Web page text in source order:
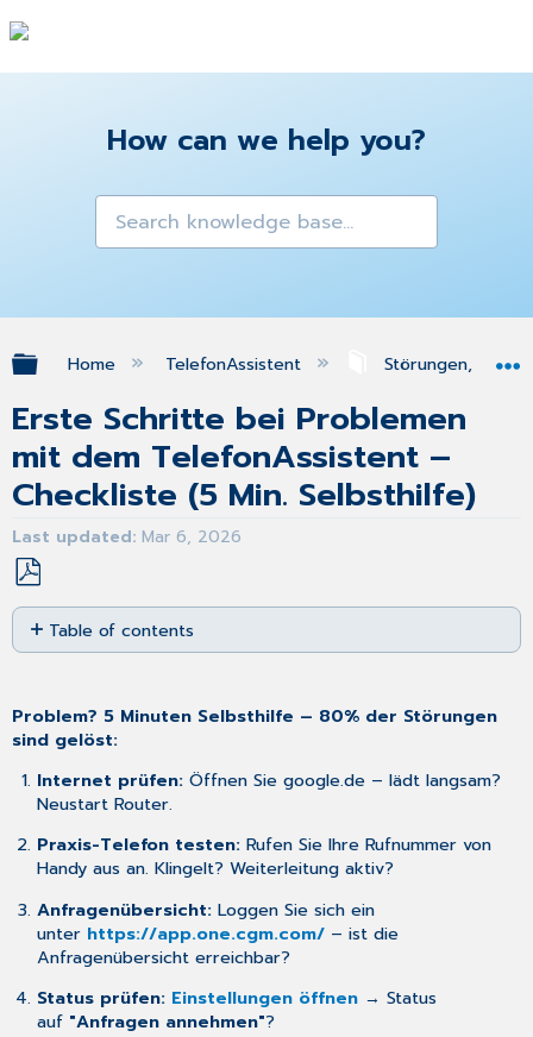
How can we help you?
Expand/collapse global hierarchy
Home TelefonAssistent Störungen,
Erste Schritte bei Problemen
mit dem TelefonAssistent –
Checkliste (5 Min. Selbsthilfe)
Last updated Mar 6, 2026
Save
as
PDF
Table of contents
No
Problem? 5 Minuten Selbsthilfe – 80% der Störungen
sind gelöst:
Internet prüfen:Öffnen Sie google.de – lädt langsam?
Neustart Router.
Praxis-Telefon testen:Rufen Sie Ihre Rufnummer von
Handy aus an. Klingelt? Weiterleitung aktiv?
Anfragenübersicht:Loggen Sie sich ein
unter https://app.one.cgm.com/– ist die
Anfragenübersicht erreichbar?
Status prüfen: Einstellungen öffnen→ Status
auf "Anfragen annehmen"?